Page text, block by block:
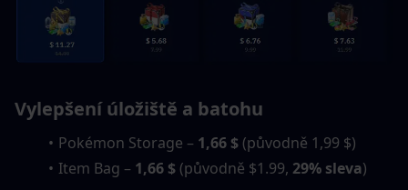
Vylepšení úložiště a batohu
Pokémon Storage – 1,66 $ (původně 1,99 $)
Item Bag – 1,66 $ (původně $1.99, 29% sleva)